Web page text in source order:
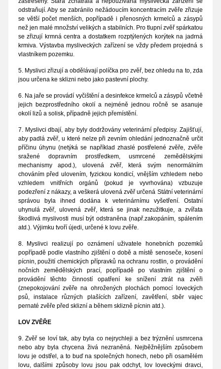
odstraňují. Aby se zabránilo nežádoucím koncentracím zvěře zřizuje
se větší počet menších, popřípadě i přenosných krmelců a zásypů
než jen malé množství velikých a stabilních. Pro tlupní zvěř spárkatou
se zřizují krmná centra a dostatkem rozptýlených korýtek na jadrná
krmiva. Výstavba mysliveckých zařízení se vždy předem projedná s
vlastníkem pozemku.
5. Myslivci zřizují a obdělávají políčka pro zvěř, bez ohledu na to, zda
jsou určena ke sklizni nebo jako pastevní plochy.
6. Na jaře se provádí vyčištění a desinfekce krmelců a zásypů včetně
jejich bezprostředního okolí a nejméně jednou ročně se asanuje
okolí lizů a solisk, případně jejich přemístění.
7. Myslivci dbají, aby byly dodržovány veterinární předpisy. Zajišťují,
aby padlá zvěř, u které nelze při zevním ohledání jednoznačně určit
příčinu úhynu (netýká se například zhaslé postřelené zvěře, zvěře
sražené dopravním prostředkem, usmrcené zemědělskými
mechanismy apod.), ulovená zvěř, která svým nenormálním
chováním před ulovením, fyzickou kondicí, vnějším vzhledem nebo
vzhledem vnitřních orgánů (pokud je vyvrhována) vzbuzuje
podezření z nákazy, a veškerá ulovená zvěř určená Státní veterinární
správou byla ihned dodána k veterinárnímu vyšetření. Ostatní
uhynulá zvěř, ulovená zvěř, která se jinak nezužitkuje, a zvířata
škodlivá myslivosti musí být odstraněna (např.zakopáním, spálením
atd.). Výjimku tvoří újedi, určené k lovu zvěře.
8. Myslivci realizují po oznámení uživatele honebních pozemků
popřípadě podle vlastního zjištění o době a místě senoseče, kosení
pícnin, použití chemických přípravků na ochranu rostlin, o provádění
nočních zemědělských prací, popřípadě po vlastním zjištění o
provádění těchto činností opatření ke snížení ztrát na zvěři
(znepokojování zvěře na ohrožených plochách pomocí loveckých
psů, instalace různých plašících zařízení, zavětření, sběr vajec
pernaté zvěře před sklizní a během sklizně pícnin atd.).
LOV ZVĚŘE
9. Zvěř se loví tak, aby byla co nejrychleji a bez trýznění usmrcena
nebo aby byla chycena živá nezraněná. Nejběžnějším způsobem
lovu je odstřel, a to buď na společných honech, nebo při osamělém
lovu, dalšími způsoby lovu jsou pak odchyt, lov loveckými dravci,